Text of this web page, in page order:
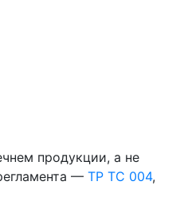
продукции, а не
— ТР ТС 004,